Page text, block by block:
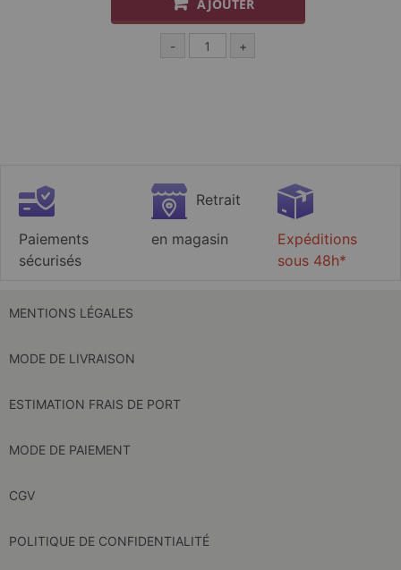
AJOUTER
- +
Paiements
sécurisés
Retrait
en magasin
Expéditions
sous 48h*
MENTIONS LÉGALES
MODE DE LIVRAISON
ESTIMATION FRAIS DE PORT
MODE DE PAIEMENT
CGV
POLITIQUE DE CONFIDENTIALITÉ